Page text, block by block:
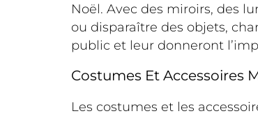
Noël. Avec des miroirs, des
ou disparaître des objets,
public et leur donneront
Costumes Et Accessoires
Les costumes et les